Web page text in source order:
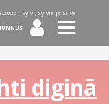
- Sylvi, Sylvia ja Silva
diginä